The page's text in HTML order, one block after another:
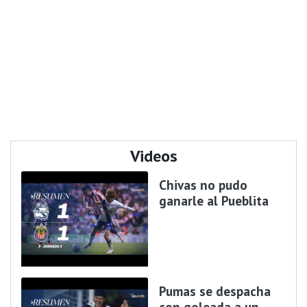
Videos
Chivas no pudo
ganarle al Pueblita
Pumas se despacha